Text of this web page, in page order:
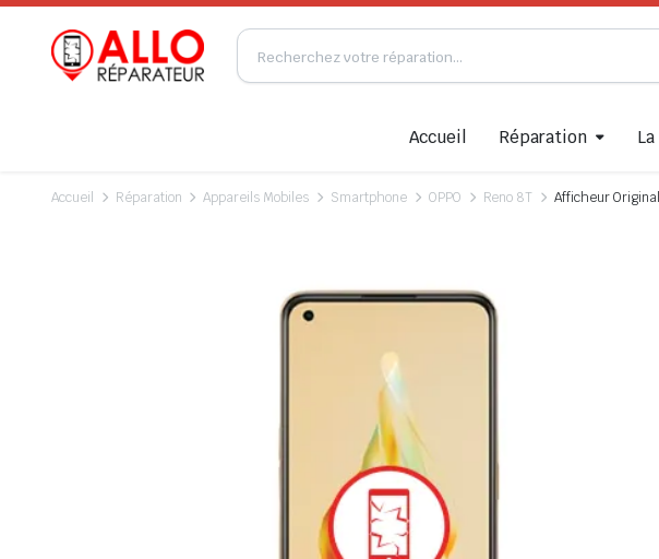
Accueil Réparation
Accueil Réparation Appareils Mobiles Smartphone OPPO Reno 8T Afficheur Original